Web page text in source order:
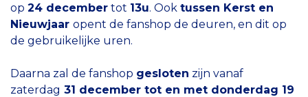
op 24 december tot 13u. Ook tussen Kerst en
Nieuwjaar opent de fanshop de deuren, en dit op
de gebruikelijke uren.
Daarna zal de fanshop gesloten zijn vanaf
zaterdag 31 december tot en met donderdag 19